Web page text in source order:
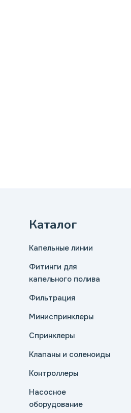
Каталог
Капельные линии
Фитинги для
капельного полива
Фильтрация
Миниспринклеры
Спринклеры
Клапаны и соленоиды
Контроллеры
Насосное
оборудование